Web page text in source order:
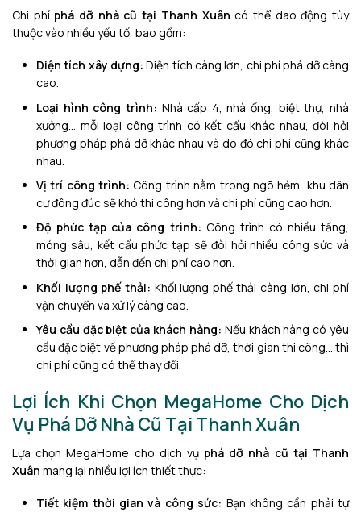
Chi phí phá dỡ nhà cũ tại Thanh Xuân có thể dao động tùy
thuộc vào nhiều yếu tố, bao gồm:
Diện tích xây dựng: Diện tích càng lớn, chi phí phá dỡ càng
cao.
Loại hình công trình: Nhà cấp 4, nhà ống, biệt thự, nhà
xưởng… mỗi loại công trình có kết cấu khác nhau, đòi hỏi
phương pháp phá dỡ khác nhau và do đó chi phí cũng khác
nhau.
Vị trí công trình: Công trình nằm trong ngõ hẻm, khu dân
cư đông đúc sẽ khó thi công hơn và chi phí cũng cao hơn.
Độ phức tạp của công trình: Công trình có nhiều tầng,
móng sâu, kết cấu phức tạp sẽ đòi hỏi nhiều công sức và
thời gian hơn, dẫn đến chi phí cao hơn.
Khối lượng phế thải: Khối lượng phế thải càng lớn, chi phí
vận chuyển và xử lý càng cao.
Yêu cầu đặc biệt của khách hàng: Nếu khách hàng có yêu
cầu đặc biệt về phương pháp phá dỡ, thời gian thi công… thì
chi phí cũng có thể thay đổi.
Lợi Ích Khi Chọn MegaHome Cho Dịch
Vụ Phá Dỡ Nhà Cũ Tại Thanh Xuân
Lựa chọn MegaHome cho dịch vụ phá dỡ nhà cũ tại Thanh
Xuân mang lại nhiều lợi ích thiết thực:
Tiết kiệm thời gian và công sức: Bạn không cần phải tự